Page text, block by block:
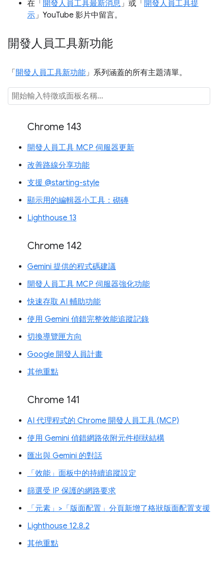
在「 開發人員工具最新消息」或「 開發人員工具提
示」YouTube 影片中留言。
開發人員工具新功能
「 開發人員工具新功能」系列涵蓋的所有主題清單。
Chrome 143
開發人員工具 MCP 伺服器更新
改善路線分享功能
支援 @starting-style
顯示用的編輯器小工具：砌磚
Lighthouse 13
Chrome 142
Gemini 提供的程式碼建議
開發人員工具 MCP 伺服器強化功能
快速存取 AI 輔助功能
使用 Gemini 偵錯完整效能追蹤記錄
切換導覽匣方向
Google 開發人員計畫
其他重點
Chrome 141
AI 代理程式的 Chrome 開發人員工具 (MCP)
使用 Gemini 偵錯網路依附元件樹狀結構
匯出與 Gemini 的對話
「效能」面板中的持續追蹤設定
篩選受 IP 保護的網路要求
「元素」>「版面配置」分頁新增了格狀版面配置支援
Lighthouse 12.8.2
其他重點